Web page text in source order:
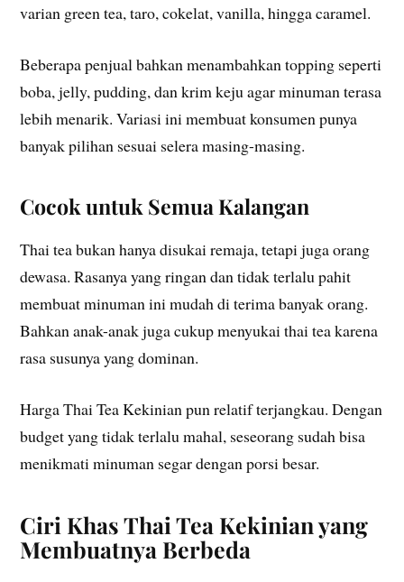
varian green tea, taro, cokelat, vanilla, hingga caramel.
Beberapa penjual bahkan menambahkan topping seperti
boba, jelly, pudding, dan krim keju agar minuman terasa
lebih menarik. Variasi ini membuat konsumen punya
banyak pilihan sesuai selera masing-masing.
Cocok untuk Semua Kalangan
Thai tea bukan hanya disukai remaja, tetapi juga orang
dewasa. Rasanya yang ringan dan tidak terlalu pahit
membuat minuman ini mudah di terima banyak orang.
Bahkan anak-anak juga cukup menyukai thai tea karena
rasa susunya yang dominan.
Harga Thai Tea Kekinian pun relatif terjangkau. Dengan
budget yang tidak terlalu mahal, seseorang sudah bisa
menikmati minuman segar dengan porsi besar.
Ciri Khas Thai Tea Kekinian yang
Membuatnya Berbeda